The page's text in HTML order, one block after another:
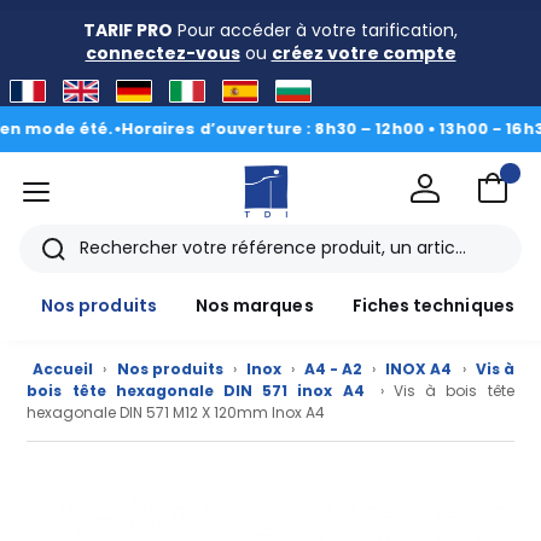
TARIF PRO Pour accéder à votre tarification,
connectez-vousou créez votre compte
été.•Horaires d’ouverture : 8h30 – 12h00 • 13h00 - 16h30|Du
menu
Rechercher
Nos produits
Nos marques Fiches techniques
Accueil › Nos produits › Inox › A4 - A2 › INOX A4 › Vis à
bois tête hexagonale DIN 571 inox A4
› Vis à bois tête
hexagonale DIN 571 M12 X 120mm Inox A4